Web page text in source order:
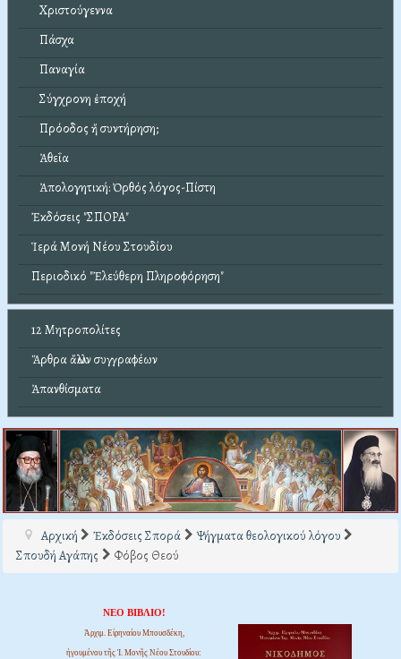
Χριστούγεννα
Πάσχα
Παναγία
Σύγχρονη ἐποχή
Πρόοδος ἤ συντήρηση;
Ἀθεΐα
Ἀπολογητική: Ὀρθός λόγος-Πίστη
Ἐκδόσεις "ΣΠΟΡΑ"
Ἱερά Μονή Νέου Στουδίου
Περιοδικό "Ἐλεύθερη Πληροφόρηση"
12 Μητροπολίτες
Ἄρθρα ἄλλων συγγραφέων
Ἀπανθίσματα
Αρχική Ἐκδόσεις Σπορά
Ψήγματα θεολογικού λόγου
Σπουδή Αγάπης
Φόβος Θεού
ΝΕΟ ΒΙΒΛΙΟ!
Ἀρχιμ. Εἰρηναίου Μπουσδέκη,
ἡγουμένου τῆς Ἱ. Μονῆς Νέου Στουδίου: